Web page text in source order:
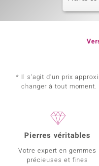
* Il s'agit d'un prix
changer à tout
Pierres véritables
Votre expert en gemmes
précieuses et fines